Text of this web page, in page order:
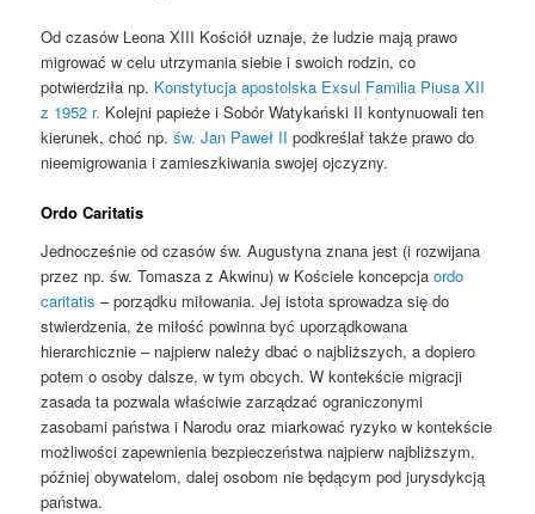
Od czasów Leona XIII Kościół uznaje, że ludzie mają prawo
migrować w celu utrzymania siebie i swoich rodzin, co
potwierdziła np. Konstytucja apostolska Exsul Familia Piusa XII
z 1952 r. Kolejni papieże i Sobór Watykański II kontynuowali ten
kierunek, choć np.św. Jan Paweł II podkreślał także prawo do
nieemigrowania i zamieszkiwania swojej ojczyzny.
Ordo Caritatis
Jednocześnie od czasów św. Augustyna znana jest (i rozwijana
przez np. św. Tomasza z Akwinu) w Kościele koncepcjaordo
caritatis – porządku miłowania. Jej istota sprowadza się do
stwierdzenia, że miłość powinna być uporządkowana
hierarchicznie – najpierw należy dbać o najbliższych, a dopiero
potem o osoby dalsze, w tym obcych. W kontekście migracji
zasada ta pozwala właściwie zarządzać ograniczonymi
zasobami państwa i Narodu oraz miarkować ryzyko w kontekście
możliwości zapewnienia bezpieczeństwa najpierw najbliższym,
później obywatelom, dalej osobom nie będącym pod jurysdykcją
państwa.